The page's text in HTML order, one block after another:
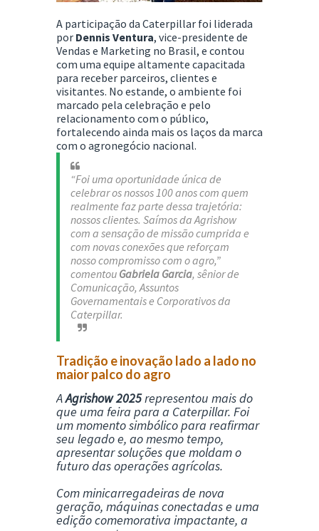
A participação da Caterpillar foi liderada
por Dennis Ventura, vice-presidente de
Vendas e Marketing no Brasil, e contou
com uma equipe altamente capacitada
para receber parceiros, clientes e
visitantes. No estande, o ambiente foi
marcado pela celebração e pelo
relacionamento com o público,
fortalecendo ainda mais os laços da marca
com o agronegócio nacional.
“Foi uma oportunidade única de
celebrar os nossos 100 anos com quem
realmente faz parte dessa trajetória:
nossos clientes. Saímos da Agrishow
com a sensação de missão cumprida e
com novas conexões que reforçam
nosso compromisso com o agro,”
comentou Gabriela Garcia, sênior de
Comunicação, Assuntos
Governamentais e Corporativos da
Caterpillar.
Tradição e inovação lado a lado no
maior palco do agro
AAgrishow 2025representou mais do
que uma feira para a Caterpillar. Foi
um momento simbólico para reafirmar
seu legado e, ao mesmo tempo,
apresentar soluções que moldam o
futuro das operações agrícolas.
Com minicarregadeiras de nova
geração, máquinas conectadas e uma
edição comemorativa impactante, a